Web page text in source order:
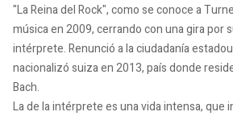
"La Reina del Rock", como se conoce a
música en 2009, cerrando con una gira por
intérprete. Renunció a la ciudadanía
nacionalizó suiza en 2013, país donde
Bach.
La de la intérprete es una vida intensa, que